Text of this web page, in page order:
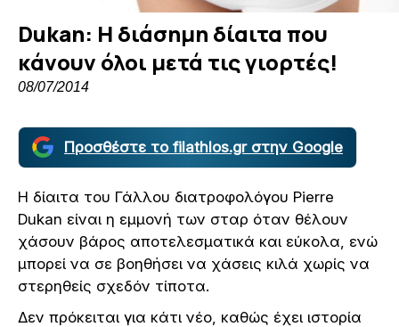
Dukan: H διάσημη δίαιτα που
κάνουν όλοι μετά τις γιορτές!
08/07/2014
Προσθέστε το filathlos.gr στην Google
Η δίαιτα του Γάλλου διατροφολόγου Pierre
Dukan είναι η εμμονή των σταρ όταν θέλουν
χάσουν βάρος αποτελεσματικά και εύκολα, ενώ
μπορεί να σε βοηθήσει να χάσεις κιλά χωρίς να
στερηθείς σχεδόν τίποτα.
Δεν πρόκειται για κάτι νέο, καθώς έχει ιστορία